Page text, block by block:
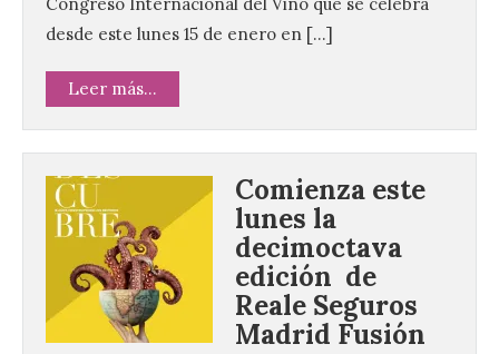
Congreso Internacional del Vino que se celebra
desde este lunes 15 de enero en […]
Leer más...
Comienza este
lunes la
decimoctava
edición de
Reale Seguros
Madrid Fusión